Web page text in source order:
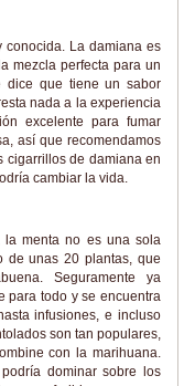
conocida. La damiana es
mezcla perfecta para un
dice que tiene un sabor
nada a la experiencia
excelente para fumar
así que recomendamos
cigarrillos de damiana en
cambiar la vida.
la menta no es una sola
de unas 20 plantas, que
Seguramente ya
para todo y se encuentra
infusiones, e incluso
son tan populares,
con la marihuana.
dominar sobre los